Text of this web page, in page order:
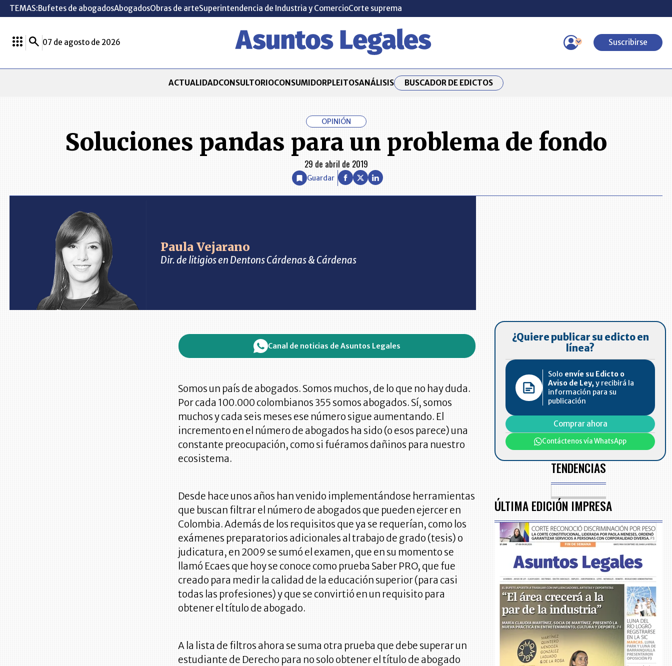
TEMAS:Bufetes de abogadosAbogadosObras de arteSuperintendencia de Industria y ComercioCorte suprema
07 de agosto de 2026 Suscribirse
ACTUALIDADCONSULTORIOCONSUMIDORPLEITOSANÁLISIS BUSCADOR DE EDICTOS
OPINIÓN
Soluciones pandas para un problema de fondo
29 de abril de 2019
Guardar
Paula Vejarano
Dir. de litigios en Dentons Cárdenas & Cárdenas
Canal de noticias de Asuntos Legales
Somos un país de abogados. Somos muchos, de lo que no hay duda.
Por cada 100.000 colombianos 355 somos abogados. Sí, somos
muchos y cada seis meses ese número sigue aumentando. El
incremento en el número de abogados ha sido (o esos parece) una
constante preocupación, como si fuéramos dañinos para nuestro
ecosistema.
Desde hace unos años han venido implementándose herramientas
que buscan filtrar el número de abogados que pueden ejercer en
Colombia. Además de los requisitos que ya se requerían, como los
exámenes preparatorios adicionales al trabajo de grado (tesis) o
judicatura, en 2009 se sumó el examen, que en su momento se
llamó Ecaes que hoy se conoce como prueba Saber PRO, que fue
creado para medir la calidad de la educación superior (para casi
todas las profesiones) y que se convirtió en un requisito para
obtener el título de abogado.
A la lista de filtros ahora se suma otra prueba que debe superar un
estudiante de Derecho para no solo obtener el título de abogado
¿Quiere publicar su edicto en
línea?
Solo envíe su Edicto o
Aviso de Ley, y recibirá la
información para su
publicación
Comprar ahora
Contáctenos vía WhatsApp
TENDENCIAS
ÚLTIMA EDICIÓN IMPRESA